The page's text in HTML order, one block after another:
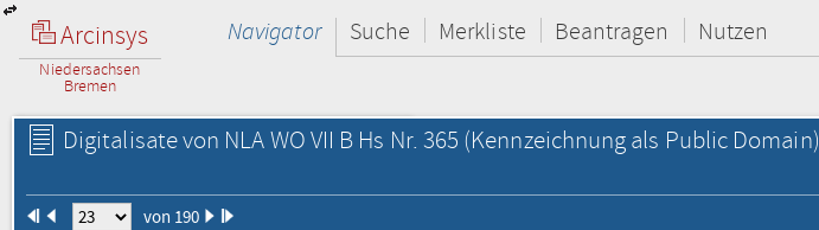
Arcinsys
Niedersachsen
Bremen
Navigator Suche Merkliste Beantragen Nutzen
Digitalisate von NLA WO VII B Hs Nr. 365 (Kennzeichnung als Public Domain)
von 190